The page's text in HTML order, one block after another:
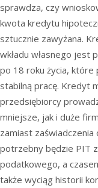
sprawdza, czy
kwota kredytu
sztucznie zawyżana.
wkładu własnego jest
po 18 roku życia, które
stabilną pracę. Kredyt
przedsiębiorcy
mniejsze, jak i duże
zamiast zaświadczenia
potrzebny będzie PIT
podatkowego, a
także wyciąg historii